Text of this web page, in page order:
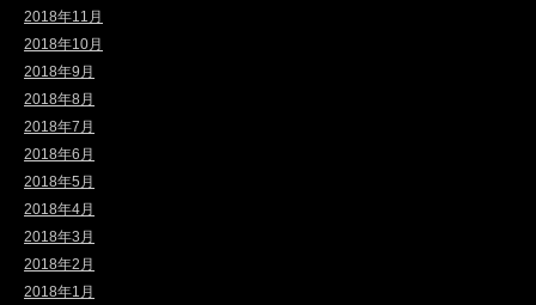
2018年11月
2018年10月
2018年9月
2018年8月
2018年7月
2018年6月
2018年5月
2018年4月
2018年3月
2018年2月
2018年1月